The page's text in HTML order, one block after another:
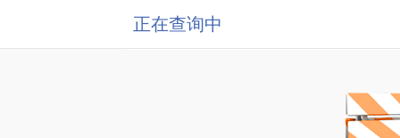
正在查询中